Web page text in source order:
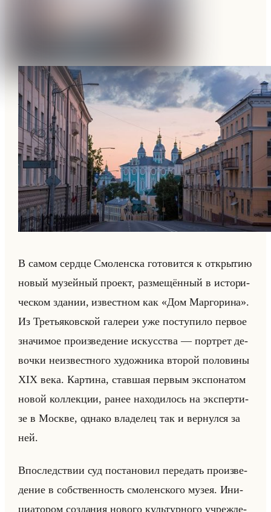
В самом серд­це Смо­лен­ска го­то­вит­ся к от­кры­тию
новый му­зейный про­ект, раз­ме­щён­ный в ис­то­ри­
че­ском зда­нии, из­вест­ном как «Дом Маргорина».
Из Тре­тья­ков­ской га­ле­реи уже по­сту­пи­ло пер­вое
зна­чи­мое про­из­ве­де­ние ис­кус­ства — порт­рет де­
воч­ки неиз­вест­но­го ху­дож­ни­ка вто­рой по­ло­ви­ны
XIX века. Кар­ти­на, став­шая пер­вым экс­по­на­том
новой кол­лек­ции, ранее на­хо­ди­лось на экс­пер­ти­
зе в Москве, од­на­ко вла­де­лец так и вер­нул­ся за
ней.
Впо­след­ствии суд по­ста­но­вил пе­ре­дать про­из­ве­
де­ние в соб­ствен­ность смо­лен­ско­го музея. Ини­
ци­ато­ром со­зда­ния но­во­го культур­но­го учре­жде­